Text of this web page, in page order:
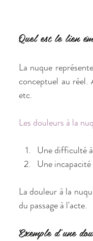
Quel est le lien
La nuque
conceptuel au réel.
etc.
Les douleurs à la
Une difficulté
Une
La douleur à la
du passage à l'acte.
Exemple d'une